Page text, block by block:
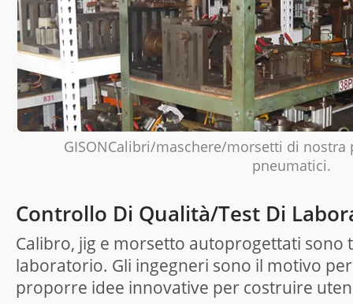
GISONCalibri/maschere/morsetti di
pneumatici.
Controllo Di Qualità/test Di
Calibro, jig e morsetto autoprogettati sono
laboratorio. Gli ingegneri sono il motivo
proporre idee innovative per costruire